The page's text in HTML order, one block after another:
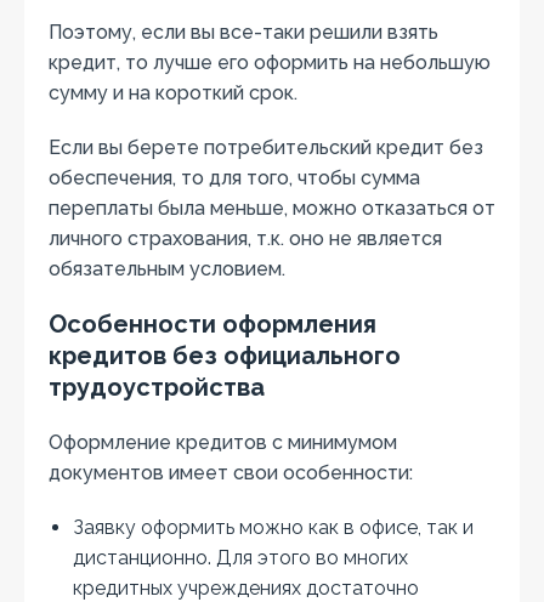
Поэтому, если вы все-таки решили взять
кредит, то лучше его оформить на небольшую
сумму и на короткий срок.
Если вы берете потребительский кредит без
обеспечения, то для того, чтобы сумма
переплаты была меньше, можно отказаться от
личного страхования, т.к. оно не является
обязательным условием.
Особенности оформления
кредитов без официального
трудоустройства
Оформление кредитов с минимумом
документов имеет свои особенности:
Заявку оформить можно как в офисе, так и
дистанционно. Для этого во многих
кредитных учреждениях достаточно